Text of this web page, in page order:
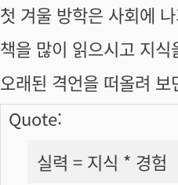
첫 겨울 방학은 사회에
책을 많이 읽으시고 지
오래된 격언을 떠올려 보
Quote:
실력 = 지식 * 경험